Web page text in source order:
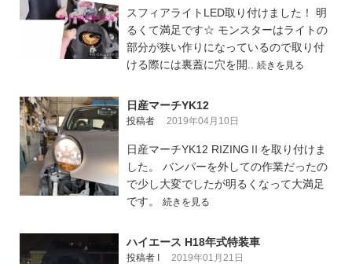
スフィアライトLED取り付けました！ 明
るくて満足です☆ モンスターはライトの
部分が狭い作りになっているので取り付
ける際には裏蓋に穴を開.. 続きを見る
日産マーチYK12
投稿者 2019年04月10日
日産マーチYK12 RIZINGⅡを取り付けま
した。 バンパーを外しての作業だったの
で少し大変でしたが明るくなって大満足
です。 続きを見る
ハイエース H18年式特装車
投稿者 I 2019年01月21日